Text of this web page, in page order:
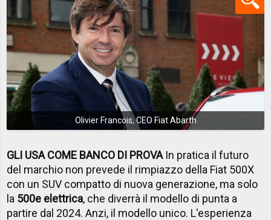
Olivier Francois, CEO Fiat Abarth
GLI USA COME BANCO DI PROVAIn pratica il futuro
del marchio non prevede il rimpiazzo della Fiat 500X
con un SUV compatto di nuova generazione, ma solo
la 500e elettrica, che diverrà il modello di punta a
partire dal 2024. Anzi, il modello unico. L'esperienza